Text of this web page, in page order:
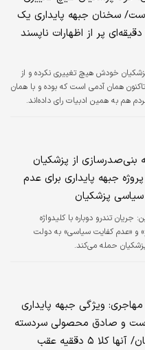
سخنان جبهه پایداری یک
۲۰ دقیقه‌ای پر از اظهارات ناپسند
خودش هیچ تغییری نکرده و از
همان آدمی است که بوده و با همان
هم به همین ادبیات رای داده‌اند.
بنی‌صدرسازی از پزشکیان
جبهه پایداری برای عدم
پزشکیان
جریان تندرو دوباره با کلیدواژه
و «عدم کفایت سیاسی» به دولت
حمله می‌کند.
ویژگی جبهه پایداری
و صادق محصولی سردسته
متوهمان/ آنها کلا ۵ دققیه عقب